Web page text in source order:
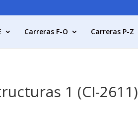
Carreras F-O Carreras P-Z
1 (CI-2611)